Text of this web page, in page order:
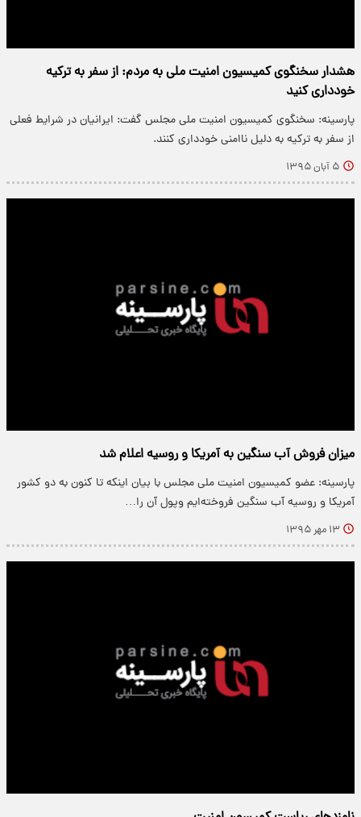
هشدار سخنگوی کمیسیون امنیت ملی به مردم: از سفر به ترکیه
خودداری کنید
پارسینه: سخنگوی کمیسیون امنیت ملی مجلس گفت: ایرانیان در شرایط فعلی
از سفر به ترکیه به دلیل ناامنی خودداری کنند.
۵ آبان ۱۳۹۵
میزان فروش آب سنگین به آمریکا و روسیه اعلام شد
پارسینه: عضو کمیسیون امنیت ملی مجلس با بیان اینکه تا کنون به دو کشور
آمریکا و روسیه آب سنگین فروخته‌ایم وپول آن را…
۱۳ مهر ۱۳۹۵